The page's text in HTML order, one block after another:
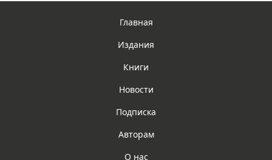
Главная
Издания
Книги
Новости
Подписка
Авторам
О нас